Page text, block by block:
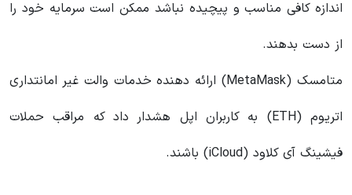
اندازه کافی مناسب و پیچیده نباشد ممکن است سرمایه خود را
از دست بدهند.
متامسک (MetaMask) ارائه دهنده خدمات والت غیر امانتداری
اتریوم (ETH) به کاربران اپل هشدار داد که مراقب حملات
فیشینگ آی کلاود (iCloud) باشند.